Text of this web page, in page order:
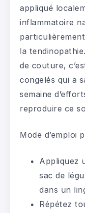
appliqué
inflammatoire
la
de couture,
congelés qui a
semaine
reproduire ce
Mode d’emploi
Appliquez
sac de
dans un
Répétez